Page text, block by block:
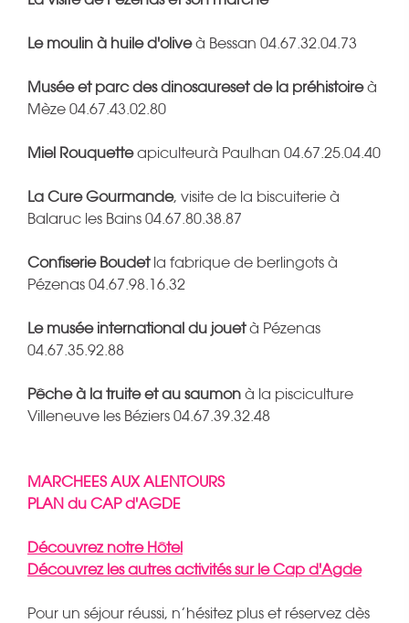
Le moulin à huile d'oliveà Bessan 04.67.32.04.73
Musée et parc des dinosaureset de la préhistoireà
Mèze 04.67.43.02.80
Miel Rouquetteapiculteurà Paulhan 04.67.25.04.40
La Cure Gourmande, visite de la biscuiterie à
Balaruc les Bains 04.67.80.38.87
Confiserie Boudetla fabrique de berlingots à
Pézenas 04.67.98.16.32
Le musée international du jouetà Pézenas
04.67.35.92.88
Pêche à la truite et au saumon à la pisciculture
Villeneuve les Béziers 04.67.39.32.48
MARCHEES AUX ALENTOURS
PLAN du CAP d'AGDE
Découvrez notre Hôtel
Découvrez les autres activités sur le Cap d'Agde
Pour un séjour réussi, n’hésitez plus et réservez dès